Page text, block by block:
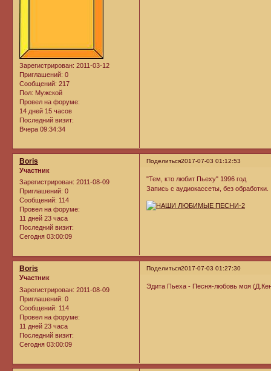
Зарегистрирован: 2011-03-12
Приглашений: 0
Сообщений: 217
Пол: Мужской
Провел на форуме:
14 дней 15 часов
Последний визит:
Вчера 09:34:34
Поделиться2017-07-03 01:12:53
Boris
Участник
Зарегистрирован: 2011-08-09
Приглашений: 0
Сообщений: 114
Провел на форуме:
11 дней 23 часа
Последний визит:
Сегодня 03:00:09
"Тем, кто любит Пьеху" 1996 год
Запись с аудиокассеты, без
Поделиться2017-07-03 01:27:30
Boris
Участник
Зарегистрирован: 2011-08-09
Приглашений: 0
Сообщений: 114
Провел на форуме:
11 дней 23 часа
Последний визит:
Сегодня 03:00:09
Эдита Пьеха - Песня-любовь моя